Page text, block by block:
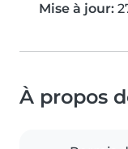
Mise à jour:
À propos